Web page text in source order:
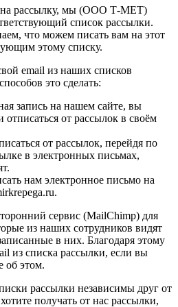
на рассылку, мы (ООО Т-МЕТ)
список рассылки.
что можем писать вам на этот
этому списку.
email из наших списков
это сделать:
запись на нашем сайте, вы
от рассылок в своём
от рассылок, перейдя по
в электронных письмах,
нам электронное письмо на
сервис (MailChimp) для
из наших сотрудников видят
в них. Благодаря этому
из списка рассылки, если вы
об этом.
рассылки независимы друг от
получать от нас рассылки,